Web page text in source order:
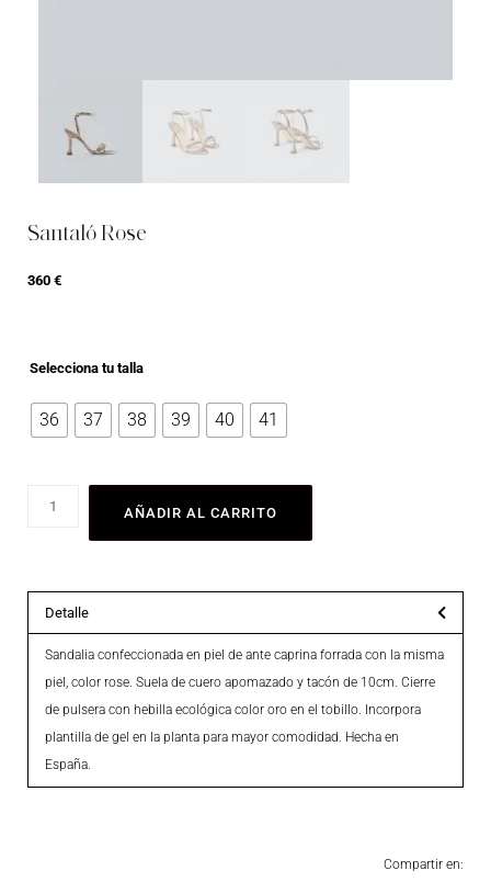
Santaló Rose
360 €
Selecciona tu talla
36 37 38 39 40 41
AÑADIR AL CARRITO
Detalle
Sandalia confeccionada en piel de ante caprina forrada con la misma
piel, color rose. Suela de cuero apomazado y tacón de 10cm. Cierre
de pulsera con hebilla ecológica color oro en el tobillo. Incorpora
plantilla de gel en la planta para mayor comodidad. Hecha en
España.
Compartir en: